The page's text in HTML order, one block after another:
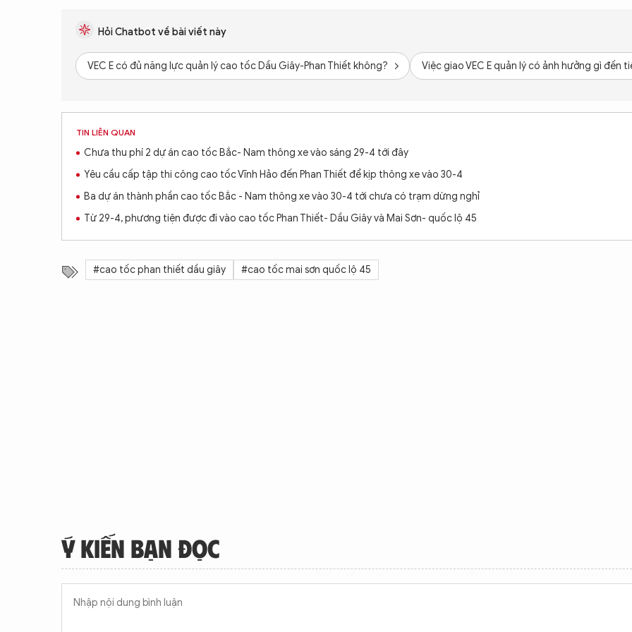
Hỏi Chatbot về bài viết này
VEC E có đủ năng lực quản lý cao tốc Dầu Giây-Phan Thiết không? Việc giao VEC E quản lý có ảnh hưởng gì đến
TIN LIÊN QUAN
Chưa thu phí 2 dự án cao tốc Bắc- Nam thông xe vào sáng 29-4 tới đây
Yêu cầu cấp tập thi công cao tốc Vĩnh Hảo đến Phan Thiết để kịp thông xe vào 30-4
Ba dự án thành phần cao tốc Bắc - Nam thông xe vào 30-4 tới chưa có trạm dừng nghỉ
Từ 29-4, phương tiện được đi vào cao tốc Phan Thiết- Dầu Giây và Mai Sơn- quốc lộ 45
#cao tốc phan thiết dầu giây #cao tốc mai sơn quốc lộ 45
Ý KIẾN BẠN ĐỌC